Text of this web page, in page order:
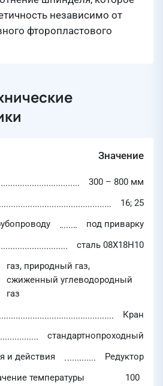
независимо от
фторопластового
Значение
300 – 800 мм
16; 25
под приварку
сталь 08Х18Н10
газ, природный газ,
сжиженный углеводородный
газ
Кран
стандартнопроходный
и действия
Редуктор
температуры
100